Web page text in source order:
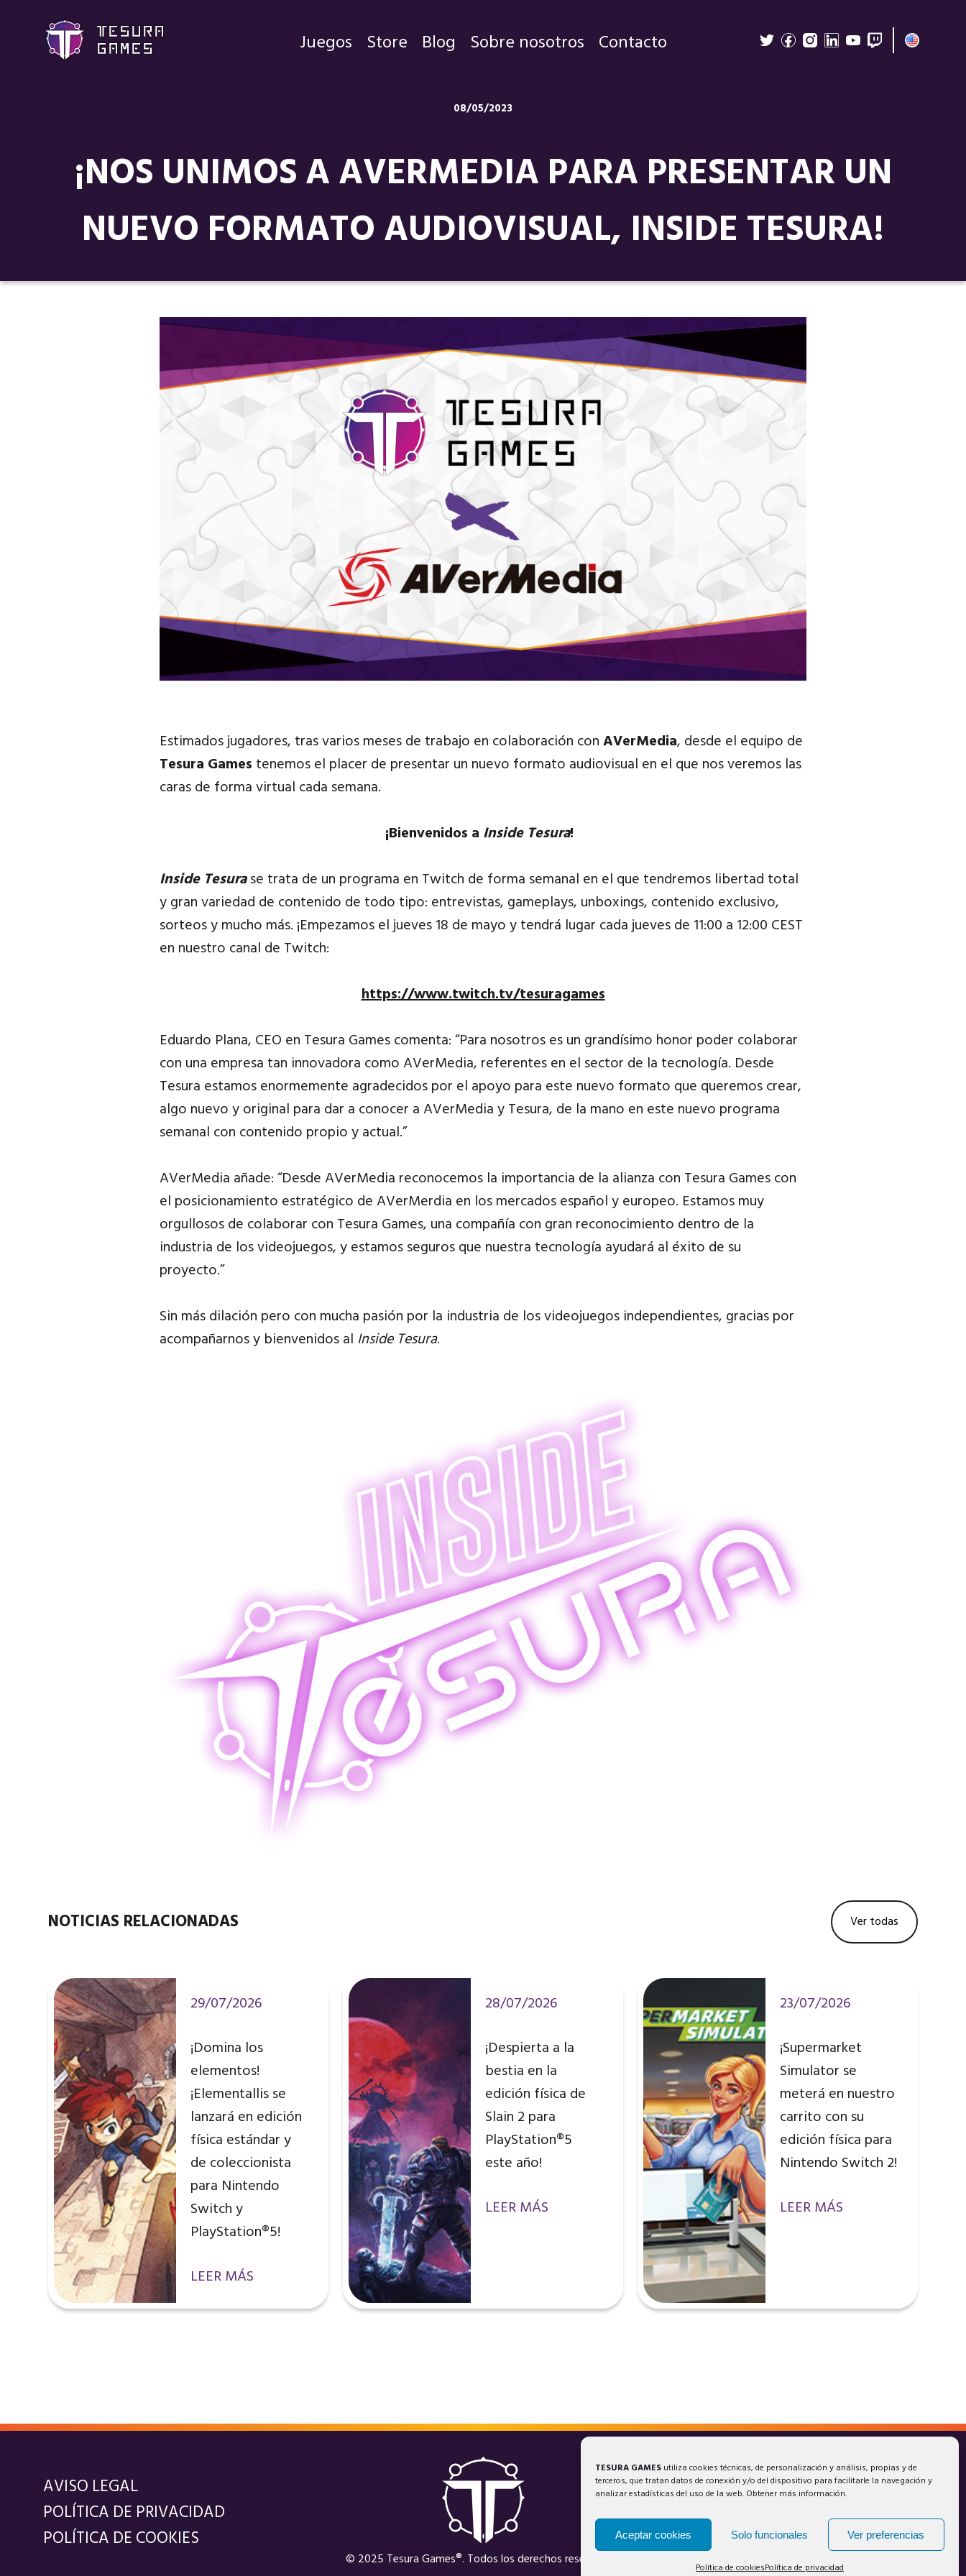
TESURA GAMES utiliza cookies técnicas, de personalización y análisis, propias y de
terceros, que tratan datos de conexión y/o del dispositivo para facilitarle la navegación y
analizar estadísticas del uso de la web. Obtener más información.
Aceptar cookies Solo funcionales Ver preferencias
Política de cookiesPolítica de privacidad
Juegos Store Blog Sobre nosotros Contacto
08/05/2023
¡NOS UNIMOS A AVERMEDIA PARA PRESENTAR UN
NUEVO FORMATO AUDIOVISUAL, INSIDE TESURA!
Estimados jugadores, tras varios meses de trabajo en colaboración conAVerMedia, desde el equipo de
Tesura Games tenemos el placer de presentar un nuevo formato audiovisual en el que nos veremos las
caras de forma virtual cada semana.
¡Bienvenidos a Inside Tesura!
Inside Tesurase trata de un programa en Twitch de forma semanal en el que tendremos libertad total
y gran variedad de contenido de todo tipo: entrevistas, gameplays, unboxings, contenido exclusivo,
sorteos y mucho más. ¡Empezamos eljueves 18 de mayoy tendrá lugar cada jueves de 11:00 a 12:00 CEST
en nuestro canal de Twitch:
https://www.twitch.tv/tesuragames
Eduardo Plana, CEO en Tesura Games comenta: “Para nosotros es un grandísimo honor poder colaborar
con una empresa tan innovadora como AVerMedia, referentes en el sector de la tecnología. Desde
Tesura estamos enormemente agradecidos por el apoyo para este nuevo formato que queremos crear,
algo nuevo y original para dar a conocer a AVerMedia y Tesura, de la mano en este nuevo programa
semanal con contenido propio y actual.”
AVerMedia añade: “Desde AVerMedia reconocemos la importancia de la alianza con Tesura Games con
el posicionamiento estratégico de AVerMerdia en los mercados español y europeo. Estamos muy
orgullosos de colaborar con Tesura Games, una compañía con gran reconocimiento dentro de la
industria de los videojuegos, y estamos seguros que nuestra tecnología ayudará al éxito de su
proyecto.”
Sin más dilación pero con mucha pasión por la industria de los videojuegos independientes, gracias por
acompañarnos y bienvenidos al Inside Tesura.
NOTICIAS RELACIONADAS Ver todas
29/07/2026
¡Domina los
elementos!
¡Elementallis se
lanzará en edición
física estándar y
de coleccionista
para Nintendo
Switch y
PlayStation®5!
LEER MÁS
28/07/2026
¡Despierta a la
bestia en la
edición física de
Slain 2 para
PlayStation®5
este año!
LEER MÁS
23/07/2026
¡Supermarket
Simulator se
meterá en nuestro
carrito con su
edición física para
Nintendo Switch 2!
LEER MÁS
AVISO LEGAL
POLÍTICA DE PRIVACIDAD
POLÍTICA DE COOKIES
© 2025 Tesura Games®. Todos los derechos reservados.
Blog
Sobre nosotros
Nuestras redes:
Idiomas: